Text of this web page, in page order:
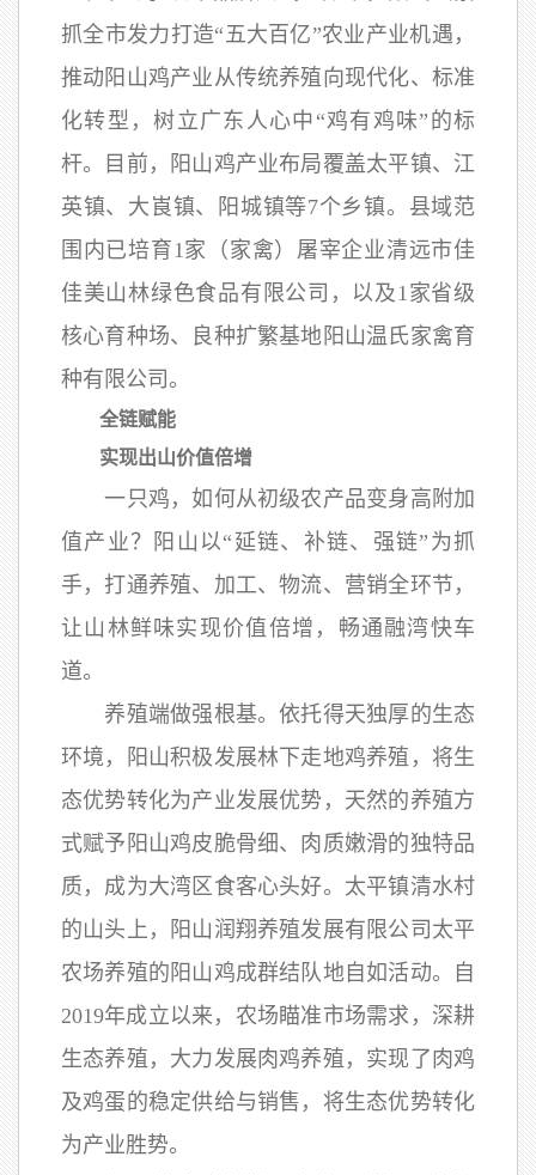
抓全市发力打造“五大百亿”农业产业机遇，
推动阳山鸡产业从传统养殖向现代化、标准
化转型，树立广东人心中“鸡有鸡味”的标
杆。目前，阳山鸡产业布局覆盖太平镇、江
英镇、大崀镇、阳城镇等7个乡镇。县域范
围内已培育1家（家禽）屠宰企业清远市佳
佳美山林绿色食品有限公司，以及1家省级
核心育种场、良种扩繁基地阳山温氏家禽育
种有限公司。
全链赋能
实现出山价值倍增
一只鸡，如何从初级农产品变身高附加
值产业？阳山以“延链、补链、强链”为抓
手，打通养殖、加工、物流、营销全环节，
让山林鲜味实现价值倍增，畅通融湾快车
道。
养殖端做强根基。依托得天独厚的生态
环境，阳山积极发展林下走地鸡养殖，将生
态优势转化为产业发展优势，天然的养殖方
式赋予阳山鸡皮脆骨细、肉质嫩滑的独特品
质，成为大湾区食客心头好。太平镇清水村
的山头上，阳山润翔养殖发展有限公司太平
农场养殖的阳山鸡成群结队地自如活动。自
2019年成立以来，农场瞄准市场需求，深耕
生态养殖，大力发展肉鸡养殖，实现了肉鸡
及鸡蛋的稳定供给与销售，将生态优势转化
为产业胜势。